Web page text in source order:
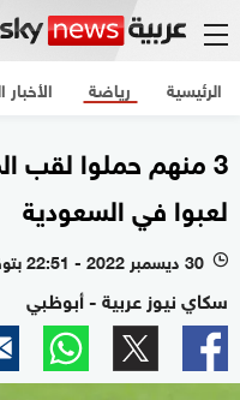
الرئيسية الأخبار رياضة
3 منهم حملوا لقب
لعبوا في السعودية
l 30 ديسمبر 2022 - 22:51 بتوقيت أبوظبي
سكاي نيوز عربية - أبوظبي